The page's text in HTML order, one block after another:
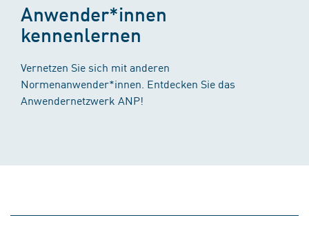
Anwender*innen
kennenlernen
Vernetzen Sie sich mit anderen
Normenanwender*innen. Entdecken Sie das
Anwendernetzwerk ANP!